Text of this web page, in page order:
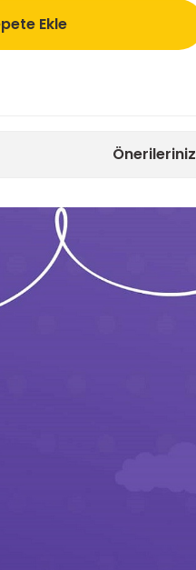
Ekle
Önerileriniz